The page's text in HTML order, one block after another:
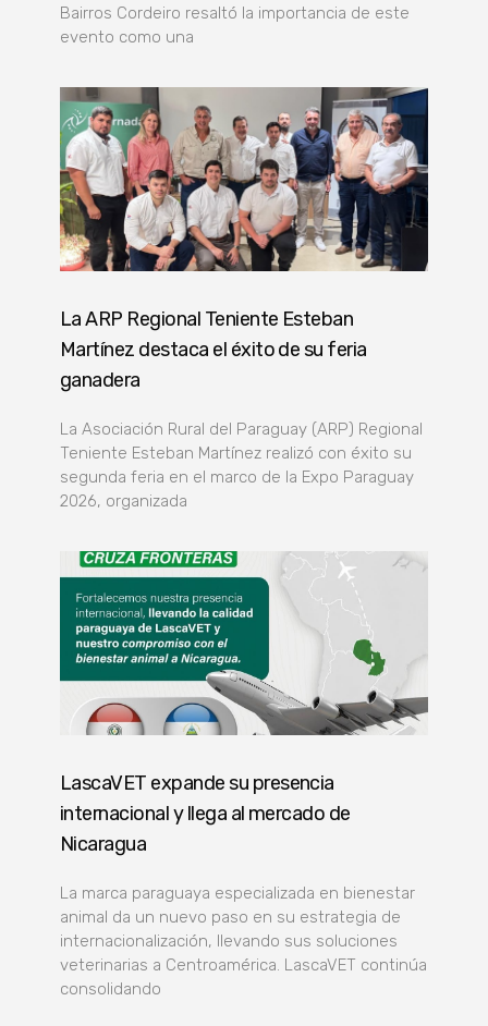
Bairros Cordeiro resaltó la importancia de este
evento como una
La ARP Regional Teniente Esteban
Martínez destaca el éxito de su feria
ganadera
La Asociación Rural del Paraguay (ARP) Regional
Teniente Esteban Martínez realizó con éxito su
segunda feria en el marco de la Expo Paraguay
2026, organizada
LascaVET expande su presencia
internacional y llega al mercado de
Nicaragua
La marca paraguaya especializada en bienestar
animal da un nuevo paso en su estrategia de
internacionalización, llevando sus soluciones
veterinarias a Centroamérica. LascaVET continúa
consolidando